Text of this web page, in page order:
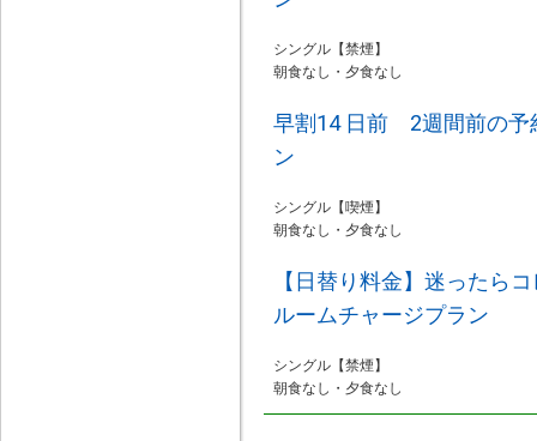
シングル【禁煙】
朝食なし・夕食なし
早割14 日前 2週間前の予
ン
シングル【喫煙】
朝食なし・夕食なし
【日替り料金】迷ったら
ルームチャージプラン
シングル【禁煙】
朝食なし・夕食なし